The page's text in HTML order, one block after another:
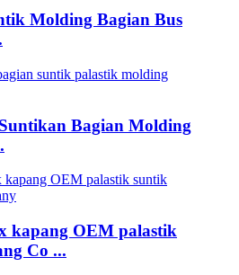
Molding Bagian Bus
Bagian Molding
kapang OEM palastik
Co ...